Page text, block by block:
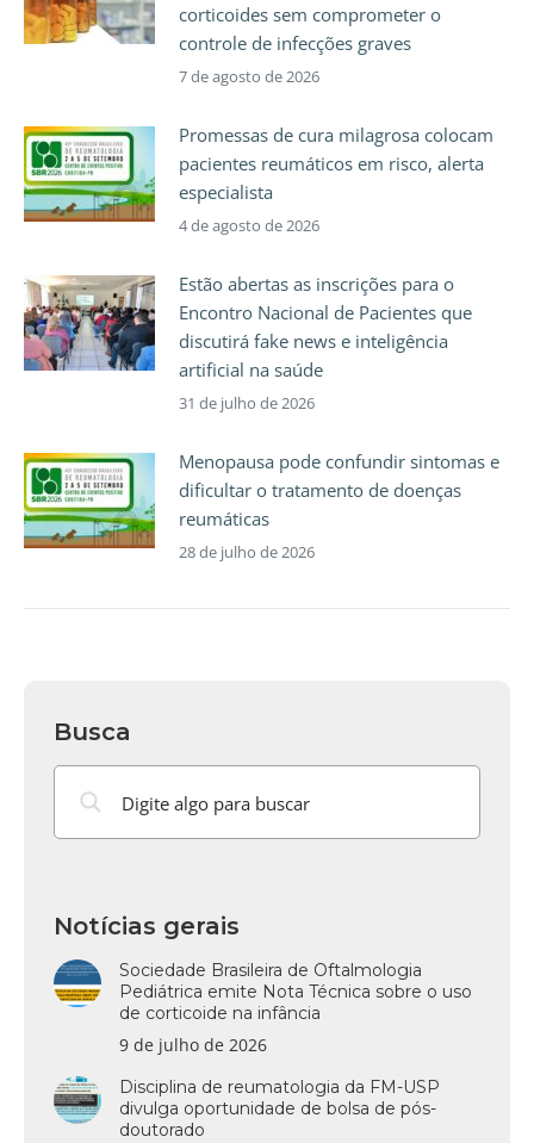
corticoides sem comprometer o
controle de infecções graves
7 de agosto de 2026
Promessas de cura milagrosa colocam
pacientes reumáticos em risco, alerta
especialista
4 de agosto de 2026
Estão abertas as inscrições para o
Encontro Nacional de Pacientes que
discutirá fake news e inteligência
artificial na saúde
31 de julho de 2026
Menopausa pode confundir sintomas e
dificultar o tratamento de doenças
reumáticas
28 de julho de 2026
Busca
Notícias gerais
Sociedade Brasileira de Oftalmologia
Pediátrica emite Nota Técnica sobre o uso
de corticoide na infância
9 de julho de 2026
Disciplina de reumatologia da FM-USP
divulga oportunidade de bolsa de pós-
doutorado